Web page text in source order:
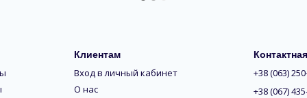
Клиентам
Вход в личный кабинет
О нас
+38 (063)
+38 (067)